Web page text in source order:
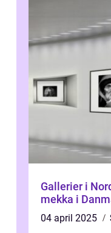
Gallerier i
mekka i
04 april 2025